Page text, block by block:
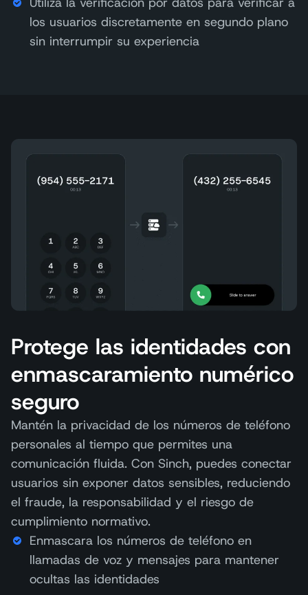
los usuarios discretamente en segundo plano
sin interrumpir su experiencia
Protege las identidades con
enmascaramiento numérico
seguro
Mantén la privacidad de los números de teléfono
personales al tiempo que permites una
comunicación fluida. Con Sinch, puedes conectar
usuarios sin exponer datos sensibles, reduciendo
el fraude, la responsabilidad y el riesgo de
cumplimiento normativo.
Enmascara los números de teléfono en
llamadas de voz y mensajes para mantener
ocultas las identidades
SMS